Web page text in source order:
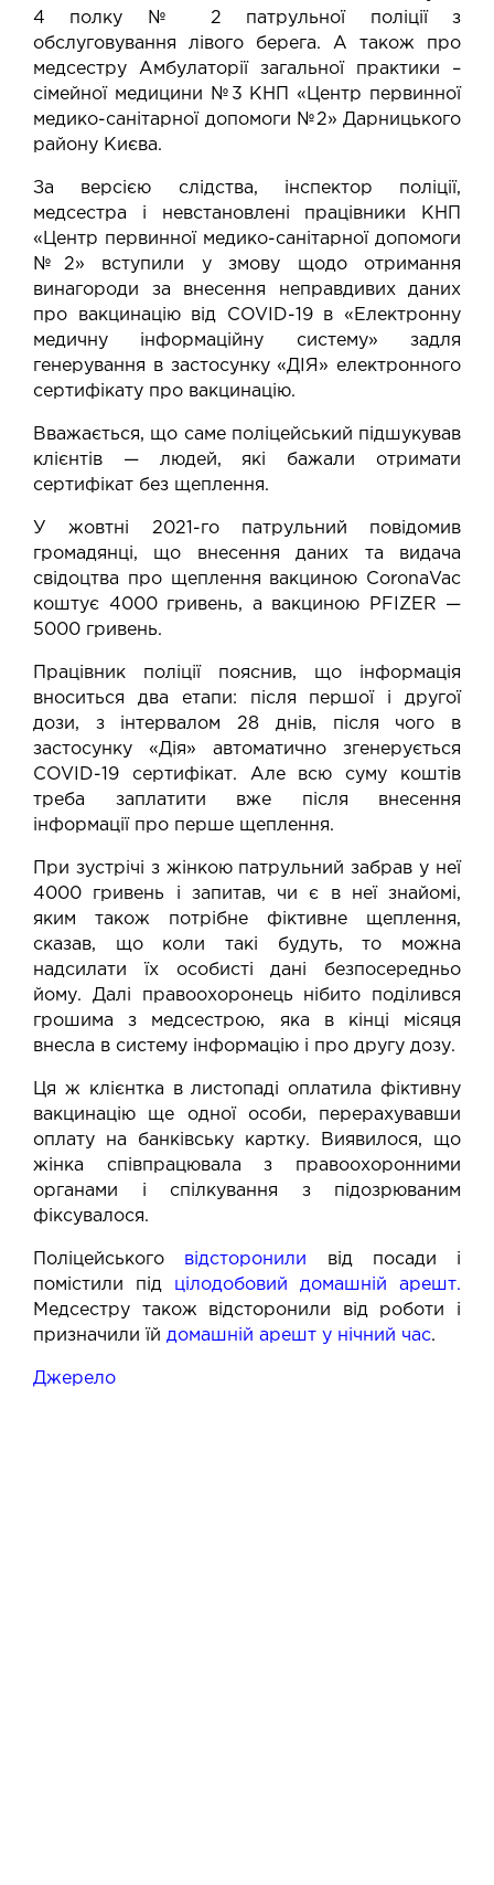
4 полку № 2 патрульної поліції з
обслуговування лівого берега. А також про
медсестру Амбулаторії загальної практики –
сімейної медицини №3 КНП «Центр первинної
медико-санітарної допомоги №2» Дарницького
району Києва.
За версією слідства, інспектор поліції,
медсестра і невстановлені працівники КНП
«Центр первинної медико-санітарної допомоги
№2» вступили у змову щодо отримання
винагороди за внесення неправдивих даних
про вакцинацію від COVID-19 в «Електронну
медичну інформаційну систему» задля
генерування в застосунку «ДІЯ» електронного
сертифікату про вакцинацію.
Вважається, що саме поліцейський підшукував
клієнтів — людей, які бажали отримати
сертифікат без щеплення.
У жовтні 2021-го патрульний повідомив
громадянці, що внесення даних та видача
свідоцтва про щеплення вакциною CoronaVac
коштує 4000 гривень, а вакциною PFIZER —
5000 гривень.
Працівник поліції пояснив, що інформація
вноситься два етапи: після першої і другої
дози, з інтервалом 28 днів, після чого в
застосунку «Дія» автоматично згенерується
COVID-19 сертифікат. Але всю суму коштів
треба заплатити вже після внесення
інформації про перше щеплення.
При зустрічі з жінкою патрульний забрав у неї
4000 гривень і запитав, чи є в неї знайомі,
яким також потрібне фіктивне щеплення,
сказав, що коли такі будуть, то можна
надсилати їх особисті дані безпосередньо
йому. Далі правоохоронець нібито поділився
грошима з медсестрою, яка в кінці місяця
внесла в систему інформацію і про другу дозу.
Ця ж клієнтка в листопаді оплатила фіктивну
вакцинацію ще одної особи, перерахувавши
оплату на банківську картку. Виявилося, що
жінка співпрацювала з правоохоронними
органами і спілкування з підозрюваним
фіксувалося.
Поліцейського відсторонили від посади і
помістили під цілодобовий домашній арешт.
Медсестру також відсторонили від роботи і
призначили їй домашній арешт у нічний час.
Джерело